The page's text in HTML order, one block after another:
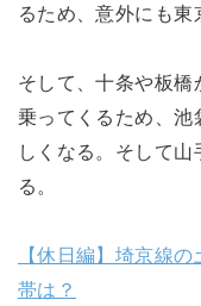
るため、意外にも東
そして、十条や板
乗ってくるため、
しくなる。そして
る。
【休日編】埼京線
帯は？